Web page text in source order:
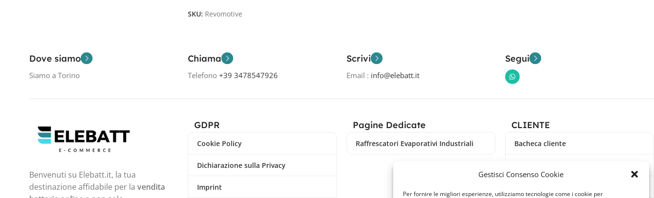
Gestisci Consenso Cookie
Per fornire le migliori esperienze, utilizziamo tecnologie come i cookie per
SKU: Revomotive
Dove siamo
Siamo a Torino
Chiama
Telefono +39 3478547926
Scrivi
Email : info@elebatt.it
Segui
Benvenuti su Elebatt.it, la tua
destinazione affidabile per la vendita
GDPR
Cookie Policy
Dichiarazione sulla Privacy
Imprint
Pagine Dedicate
Raffrescatori Evaporativi Industriali
CLIENTE
Bacheca cliente